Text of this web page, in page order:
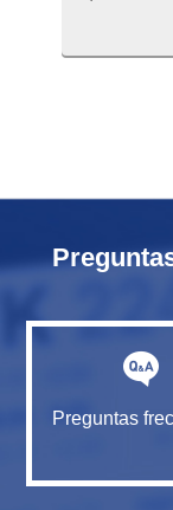
Preguntas